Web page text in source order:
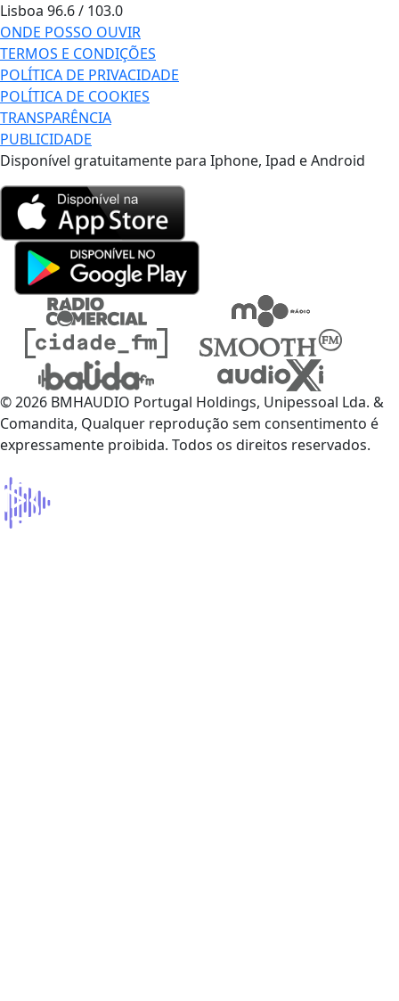
Lisboa 96.6 / 103.0
ONDE POSSO OUVIR
TERMOS E CONDIÇÕES
POLÍTICA DE PRIVACIDADE
POLÍTICA DE COOKIES
TRANSPARÊNCIA
PUBLICIDADE
Disponível gratuitamente para Iphone, Ipad e Android
© 2026 BMHAUDIO Portugal Holdings, Unipessoal Lda. &
Comandita, Qualquer reprodução sem consentimento é
expressamente proibida. Todos os direitos reservados.